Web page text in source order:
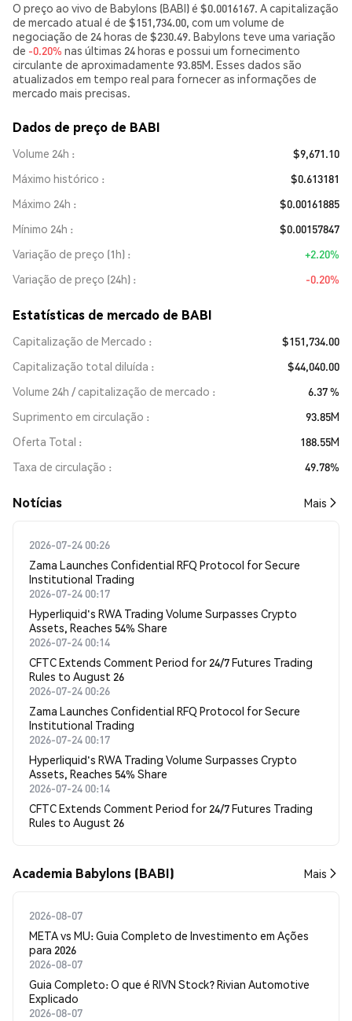
O preço ao vivo de Babylons (BABI) é $0.0016167. A capitalização
de mercado atual é de $151,734.00, com um volume de
negociação de 24 horas de $230.49. Babylons teve uma variação
de -0.20% nas últimas 24 horas e possui um fornecimento
circulante de aproximadamente 93.85M. Esses dados são
atualizados em tempo real para fornecer as informações de
mercado mais precisas.
Dados de preço de BABI
Volume 24h
$9,671.10
Máximo histórico
$0.613181
Máximo 24h
$0.00161885
Mínimo 24h
$0.00157847
Variação de preço (1h)
+2.20%
Variação de preço (24h)
-0.20%
Estatísticas de mercado de BABI
Capitalização de Mercado
$151,734.00
Capitalização total diluída
$44,040.00
Volume 24h / capitalização de mercado
6.37 %
Suprimento em circulação
93.85M
Oferta Total
188.55M
Taxa de circulação
49.78%
​​Notícias​​ Mais
2026-07-24 00:26
Zama Launches Confidential RFQ Protocol for Secure
Institutional Trading
2026-07-24 00:17
Hyperliquid's RWA Trading Volume Surpasses Crypto
Assets, Reaches 54% Share
2026-07-24 00:14
CFTC Extends Comment Period for 24/7 Futures Trading
Rules to August 26
2026-07-24 00:26
Zama Launches Confidential RFQ Protocol for Secure
Institutional Trading
2026-07-24 00:17
Hyperliquid's RWA Trading Volume Surpasses Crypto
Assets, Reaches 54% Share
2026-07-24 00:14
CFTC Extends Comment Period for 24/7 Futures Trading
Rules to August 26
Academia Babylons (BABI) Mais
2026-08-07
META vs MU: Guia Completo de Investimento em Ações
para 2026
2026-08-07
Guia Completo: O que é RIVN Stock? Rivian Automotive
Explicado
2026-08-07